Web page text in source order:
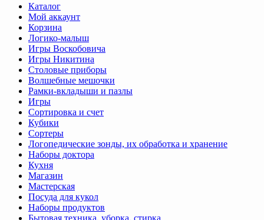
Каталог
Мой аккаунт
Корзина
Логико-малыш
Игры Воскобовича
Игры Никитина
Столовые приборы
Волшебные мешочки
Рамки-вкладыши и пазлы
Игры
Сортировка и счет
Кубики
Сортеры
Логопедические зонды, их обработка и хранение
Наборы доктора
Кухня
Магазин
Мастерская
Посуда для кукол
Наборы продуктов
Бытовая техника, уборка, стирка